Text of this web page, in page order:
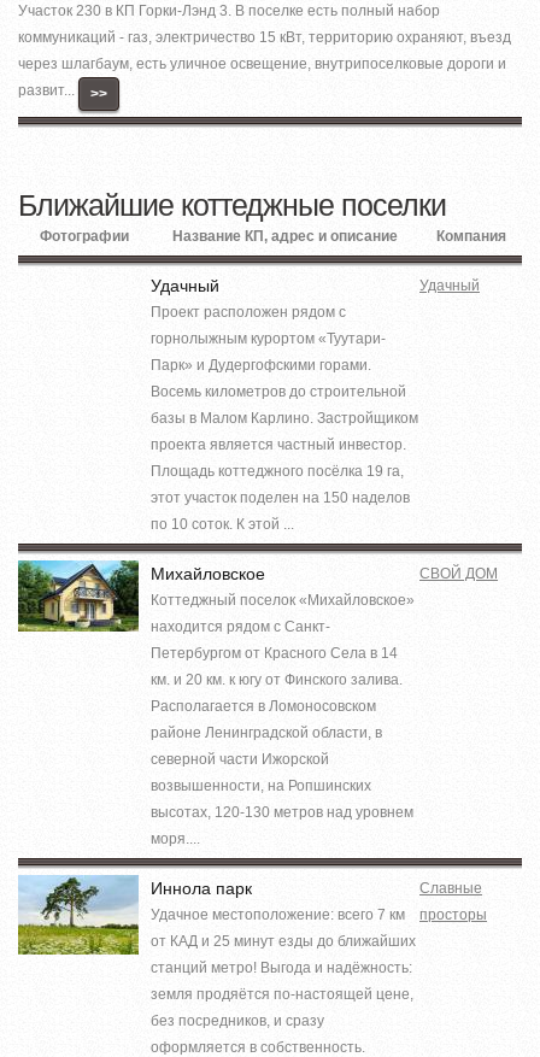
Участок 230 в КП Горки-Лэнд 3. В поселке есть полный набор
коммуникаций - газ, электричество 15 кВт, территорию охраняют, въезд
через шлагбаум, есть уличное освещение, внутрипоселковые дороги и
развит...
>>
Ближайшие коттеджные поселки
Фотографии Название КП, адрес и описание Компания
Удачный
Проект расположен рядом с
горнолыжным курортом «Туутари-
Парк» и Дудергофскими горами.
Восемь километров до строительной
базы в Малом Карлино. Застройщиком
проекта является частный инвестор.
Площадь коттеджного посёлка 19 га,
этот участок поделен на 150 наделов
по 10 соток. К этой ...
Удачный
Михайловское
Коттеджный поселок «Михайловское»
находится рядом с Санкт-
Петербургом от Красного Села в 14
км. и 20 км. к югу от Финского залива.
Располагается в Ломоносовском
районе Ленинградской области, в
северной части Ижорской
возвышенности, на Ропшинских
высотах, 120-130 метров над уровнем
моря....
СВОЙ ДОМ
Иннола парк
Удачное местоположение: всего 7 км
от КАД и 25 минут езды до ближайших
станций метро! Выгода и надёжность:
земля продяётся по-настоящей цене,
без посредников, и сразу
оформляется в собственность.
Славные
просторы